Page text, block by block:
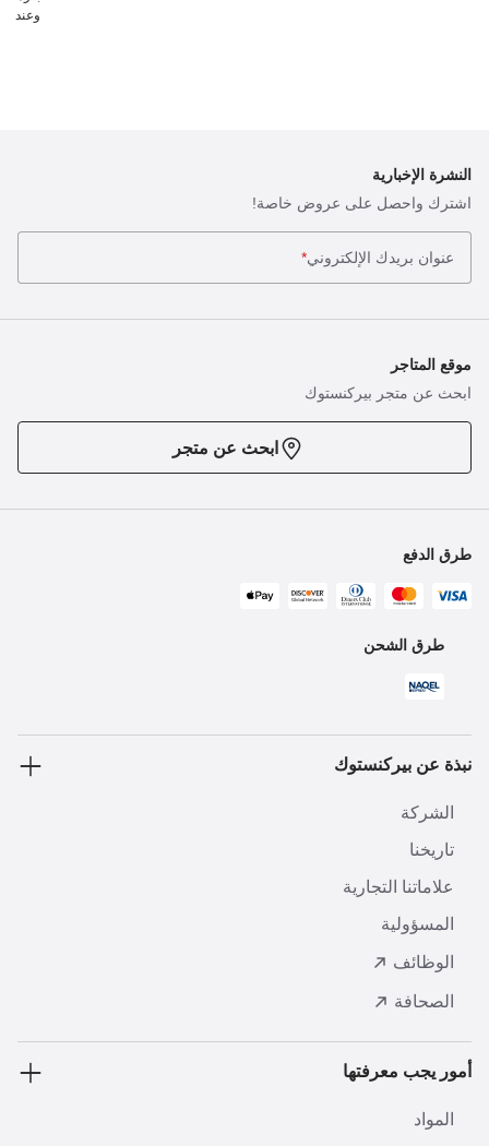
وعند
النشرة الإخبارية
اشترك واحصل على عروض خاصة!
عنوان بريدك الإلكتروني*
موقع المتاجر
ابحث عن متجر بيركنستوك
ابحث عن متجر
طرق الدفع
طرق الشحن
نبذة عن بيركنستوك
الشركة
تاريخنا
علاماتنا التجارية
المسؤولية
الوظائف
الصحافة
أمور يجب معرفتها
المواد